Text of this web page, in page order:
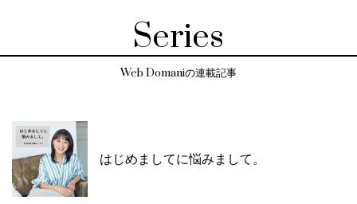
Series
Web Domaniの連載記事
はじめましてに悩みまして。